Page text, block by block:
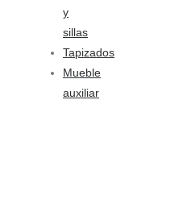
y
sillas
Tapizados
Mueble
auxiliar